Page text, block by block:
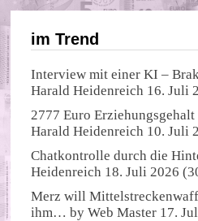
im Trend
Interview mit einer KI –
Harald Heidenreich 16. Juli
2777 Euro Erziehungsgehalt
Harald Heidenreich 10. Juli
Chatkontrolle durch die
Heidenreich 18. Juli 2026
Merz will
ihm… byWeb Master 17.